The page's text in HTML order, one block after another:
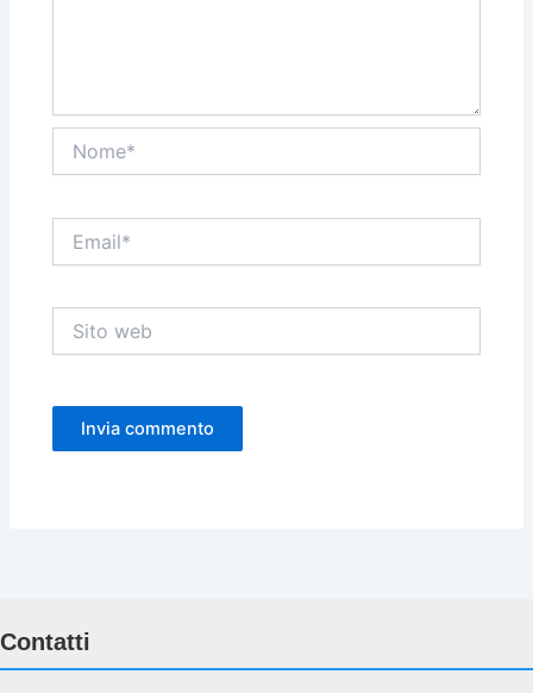
web
Contatti